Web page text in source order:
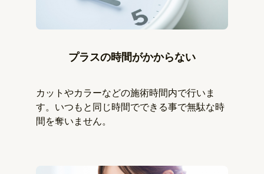
プラスの時間がかからない
カットやカラーなどの施術時間内で行いま
す。いつもと同じ時間でできる事で無駄な時
間を奪いません。